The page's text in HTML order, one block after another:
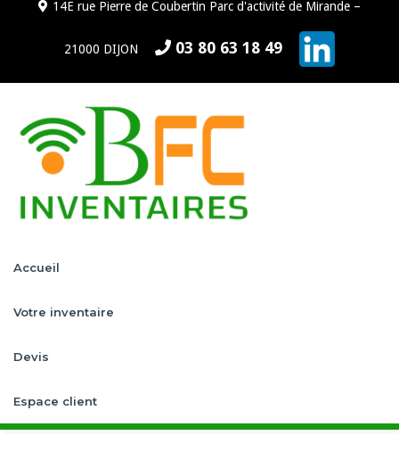
14E rue Pierre de Coubertin Parc d'activité de Mirande –
21000 DIJON 03 80 63 18 49
Accueil
Votre inventaire
Devis
Espace client